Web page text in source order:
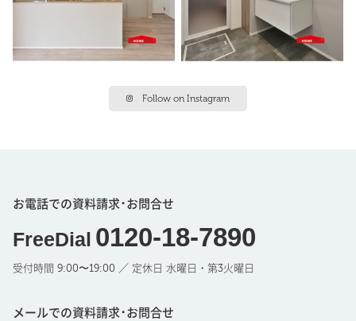
Follow on Instagram
お電話での資料請求･お問合せ
FreeDial 0120-18-7890
受付時間 9:00〜19:00 ／ 定休日 水曜日・第3火曜日
メールでの資料請求･お問合せ